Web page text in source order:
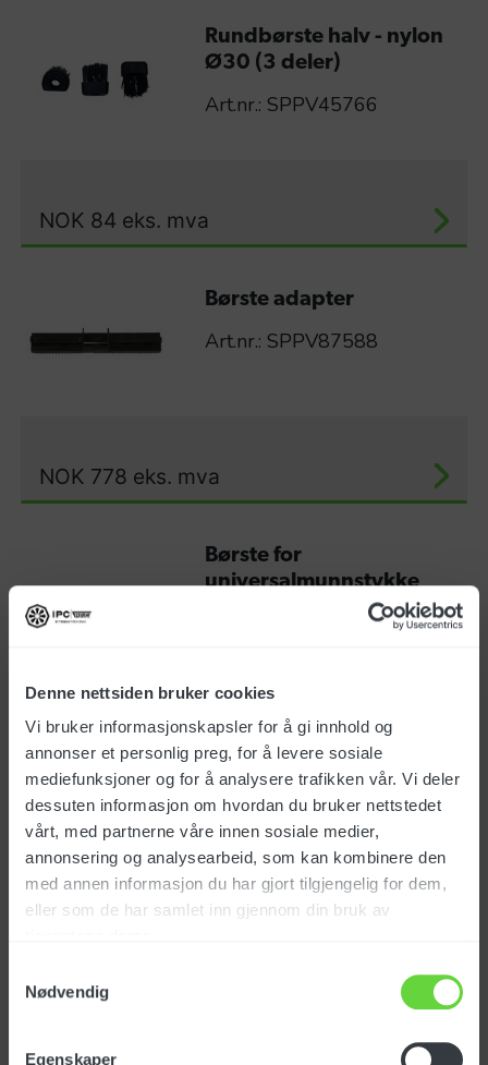
Denne nettsiden bruker cookies
Vi bruker informasjonskapsler for å gi innhold og
annonser et personlig preg, for å levere sosiale
mediefunksjoner og for å analysere trafikken vår. Vi deler
dessuten informasjon om hvordan du bruker nettstedet
vårt, med partnerne våre innen sosiale medier,
annonsering og analysearbeid, som kan kombinere den
med annen informasjon du har gjort tilgjengelig for dem,
eller som de har samlet inn gjennom din bruk av
Nødvendig
Egenskaper
Rundbørste halv - nylon
Ø30 (3 deler)
Art.nr.: SPPV45766
NOK 84 eks. mva
Børste adapter
Art.nr.: SPPV87588
NOK 778 eks. mva
Børste for
universalmunnstykke
Art.nr.: SPPV45774
NOK131 eks. mva
universalmunnstykke (1)
Art.nr.: SPPV45772
NOK190